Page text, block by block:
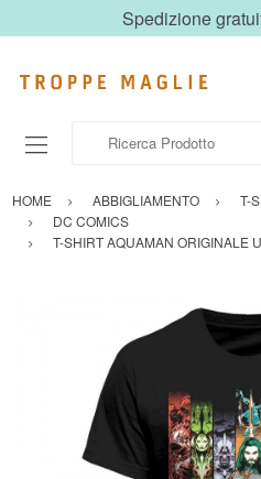
Spedizione
HOME ABBIGLIAMENTO T-
DC COMICS
T-SHIRT AQUAMAN ORIGINALE